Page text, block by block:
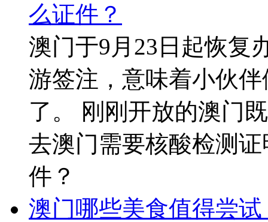
么证件？
澳门于9月23日起恢复
游签注，意味着小伙
了。 刚刚开放的澳门
去澳门需要核酸检测
件？
澳门哪些美食值得尝